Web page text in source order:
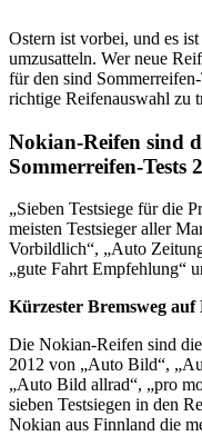
Ostern ist vorbei, und es
umzusatteln. Wer neue
für den sind
richtige Reifenauswahl zu
Nokian-Reifen sind
Sommerreifen-Tests
„Sieben Testsiege für die
meisten Testsieger aller
Vorbildlich“, „Auto
„gute Fahrt Empfehlung“
Kürzester Bremsweg auf
Die Nokian-Reifen sind
2012 von „Auto Bild“,
„Auto Bild allrad“, „pro
sieben Testsiegen in den
Nokian aus Finnland die